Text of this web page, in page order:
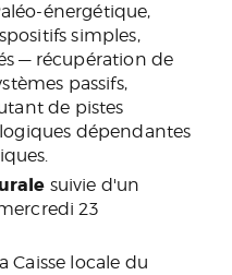
énergétique,
simples,
— récupération de
passifs,
de pistes
dépendantes
suivie d'un
23
Caisse locale du